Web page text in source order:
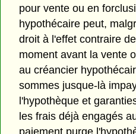
pour vente ou en
hypothécaire peut,
droit à l'effet contraire
moment avant la vente
au créancier
sommes jusque-là
l'hypothèque et
les frais déjà engagés